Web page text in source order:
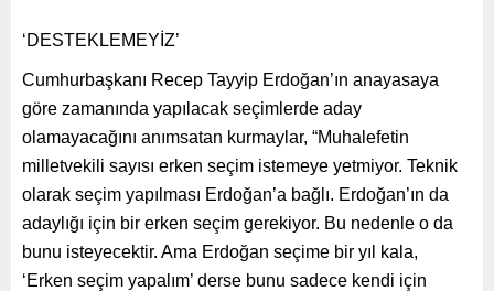
‘DESTEKLEMEYİZ’
Cumhurbaşkanı Recep Tayyip Erdoğan’ın anayasaya
göre zamanında yapılacak seçimlerde aday
olamayacağını anımsatan kurmaylar, “Muhalefetin
milletvekili sayısı erken seçim istemeye yetmiyor. Teknik
olarak seçim yapılması Erdoğan’a bağlı. Erdoğan’ın da
adaylığı için bir erken seçim gerekiyor. Bu nedenle o da
bunu isteyecektir. Ama Erdoğan seçime bir yıl kala,
‘Erken seçim yapalım’ derse bunu sadece kendi için